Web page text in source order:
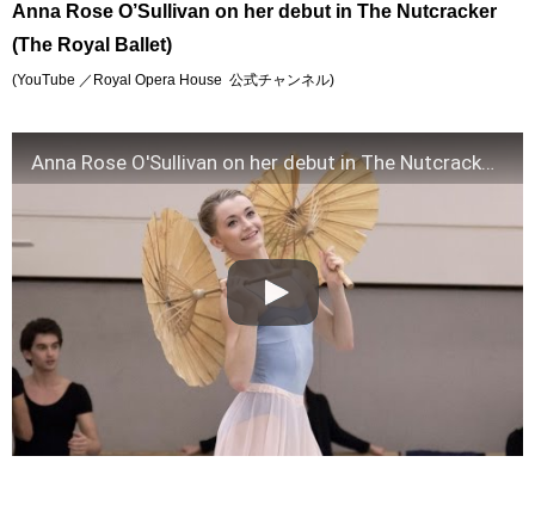
Anna Rose O’Sullivan on her debut in The Nutcracker
(The Royal Ballet)
(YouTube ／Royal Opera House 公式チャンネル)
Anna Rose O'Sullivan on her debut in The Nutcracker (The Royal Ballet)